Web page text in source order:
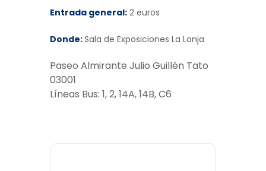
Entrada general: 2 euros
Donde:Sala de Exposiciones La Lonja
Paseo Almirante Julio Guillén Tato
03001
Líneas Bus: 1, 2, 14A, 14B, C6